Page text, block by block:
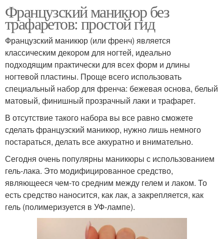
Французский маникюр без
трафаретов: простой гид
Французский маникюр (или френч) является
классическим декором для ногтей, идеально
подходящим практически для всех форм и длины
ногтевой пластины. Проще всего использовать
специальный набор для френча: бежевая основа, белый
матовый, финишный прозрачный лаки и трафарет.
В отсутствие такого набора вы все равно сможете
сделать французский маникюр, нужно лишь немного
постараться, делать все аккуратно и внимательно.
Сегодня очень популярны маникюры с использованием
гель-лака. Это модифицированное средство,
являющееся чем-то средним между гелем и лаком. То
есть средство наносится, как лак, а закрепляется, как
гель (полимеризуется в УФ-лампе).